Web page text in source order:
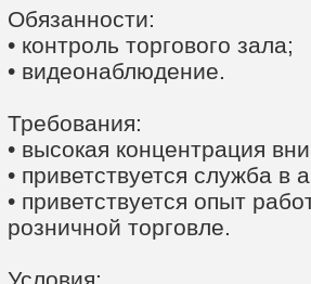
Обязанности:
• контроль торгового зала;
• видеонаблюдение.
Требования:
• высокая концентрация
• приветствуется служба в
• приветствуется опыт
розничной торговле.